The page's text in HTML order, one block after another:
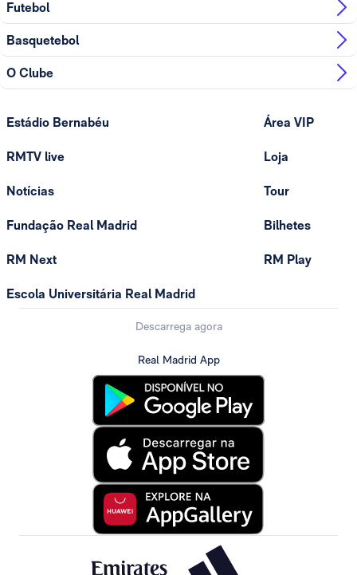
Futebol
Basquetebol
O Clube
Estádio Bernabéu
RMTV live
Notícias
Fundação Real Madrid
RM Next
Escola Universitária Real Madrid
Área VIP
Loja
Tour
Bilhetes
RM Play
Descarrega agora
Real Madrid App